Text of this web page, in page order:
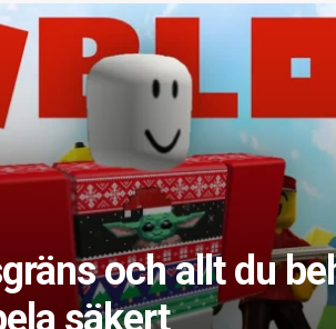
och allt du
säkert